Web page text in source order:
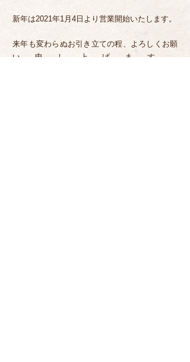
新年は2021年1月4日より営業開始いたします。
来年も変わらぬお引き立ての程、よろしくお願
い申し上げます。